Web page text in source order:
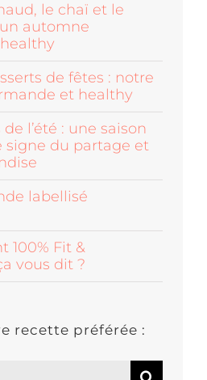
le chaï et le
automne
de fêtes : notre
et healthy
l’été : une saison
signe du partage et
labellisé
100% Fit &
vous dit ?
recette préférée :